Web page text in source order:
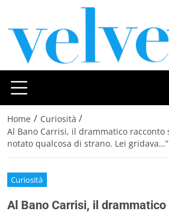
Home / Curiosità /
Al Bano Carrisi, il drammatico racconto
notato qualcosa di strano. Lei gridava…”
Curiosità
Al Bano Carrisi, il